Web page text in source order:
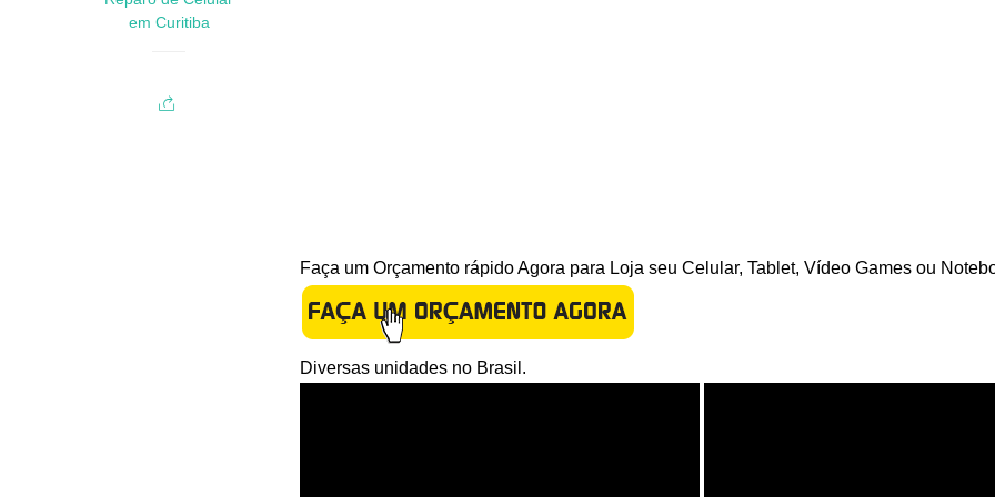
em Curitiba
Faça um Orçamento rápido Agora para Loja seu Celular, Tablet, Vídeo Games ou
Diversas unidades no Brasil.